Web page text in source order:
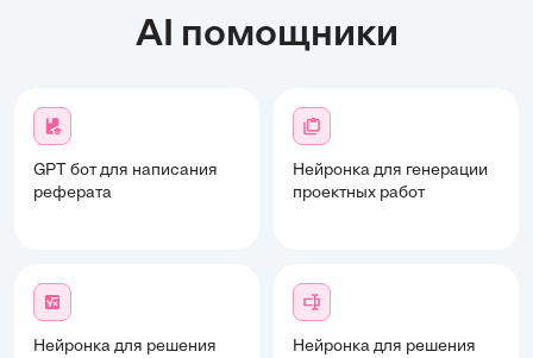
AI помощники
GPT бот для написания
реферата
Нейронка для генерации
проектных работ
Нейронка для решения
Нейронка для решения